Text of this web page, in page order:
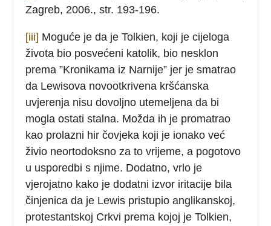
Zagreb, 2006., str. 193-196.
[iii] Moguće je da je Tolkien, koji je cijeloga
života bio posvećeni katolik, bio nesklon
prema ”Kronikama iz Narnije” jer je smatrao
da Lewisova novootkrivena kršćanska
uvjerenja nisu dovoljno utemeljena da bi
mogla ostati stalna. Možda ih je promatrao
kao prolazni hir čovjeka koji je ionako već
živio neortodoksno za to vrijeme, a pogotovo
u usporedbi s njime. Dodatno, vrlo je
vjerojatno kako je dodatni izvor iritacije bila
činjenica da je Lewis pristupio anglikanskoj,
protestantskoj Crkvi prema kojoj je Tolkien,